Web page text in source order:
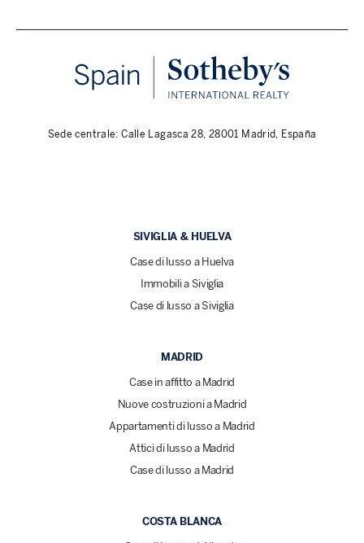
Sede centrale: Calle Lagasca 28, 28001 Madrid, España
SIVIGLIA & HUELVA
Case di lusso a Huelva
Immobili a Siviglia
Case di lusso a Siviglia
MADRID
Case in affitto a Madrid
Nuove costruzioni a Madrid
Appartamenti di lusso a Madrid
Attici di lusso a Madrid
Case di lusso a Madrid
COSTA BLANCA